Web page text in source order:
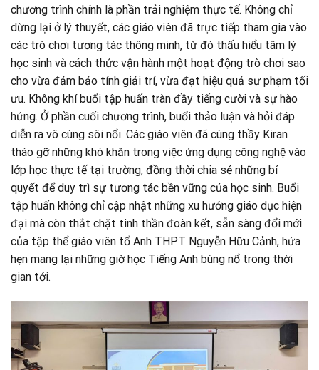
chương trình chính là phần trải nghiệm thực tế. Không chỉ
dừng lại ở lý thuyết, các giáo viên đã trực tiếp tham gia vào
các trò chơi tương tác thông minh, từ đó thấu hiểu tâm lý
học sinh và cách thức vận hành một hoạt động trò chơi sao
cho vừa đảm bảo tính giải trí, vừa đạt hiệu quả sư phạm tối
ưu. Không khí buổi tập huấn tràn đầy tiếng cười và sự hào
hứng. Ở phần cuối chương trình, buổi thảo luận và hỏi đáp
diễn ra vô cùng sôi nổi. Các giáo viên đã cùng thầy Kiran
tháo gỡ những khó khăn trong việc ứng dụng công nghệ vào
lớp học thực tế tại trường, đồng thời chia sẻ những bí
quyết để duy trì sự tương tác bền vững của học sinh. Buổi
tập huấn không chỉ cập nhật những xu hướng giáo dục hiện
đại mà còn thắt chặt tinh thần đoàn kết, sẵn sàng đổi mới
của tập thể giáo viên tổ Anh THPT Nguyễn Hữu Cảnh, hứa
hẹn mang lại những giờ học Tiếng Anh bùng nổ trong thời
gian tới.